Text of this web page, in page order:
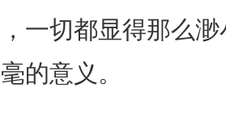
一切都显得那么
的意义。